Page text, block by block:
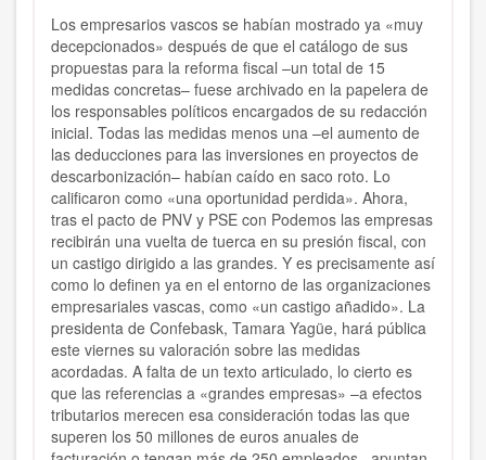
Los empresarios vascos se habían mostrado ya «muy
decepcionados» después de que el catálogo de sus
propuestas para la reforma fiscal –un total de 15
medidas concretas– fuese archivado en la papelera de
los responsables políticos encargados de su redacción
inicial. Todas las medidas menos una –el aumento de
las deducciones para las inversiones en proyectos de
descarbonización– habían caído en saco roto. Lo
calificaron como «una oportunidad perdida». Ahora,
tras el pacto de PNV y PSE con Podemos las empresas
recibirán una vuelta de tuerca en su presión fiscal, con
un castigo dirigido a las grandes. Y es precisamente así
como lo definen ya en el entorno de las organizaciones
empresariales vascas, como «un castigo añadido». La
presidenta de Confebask, Tamara Yagüe, hará pública
este viernes su valoración sobre las medidas
acordadas. A falta de un texto articulado, lo cierto es
que las referencias a «grandes empresas» –a efectos
tributarios merecen esa consideración todas las que
superen los 50 millones de euros anuales de